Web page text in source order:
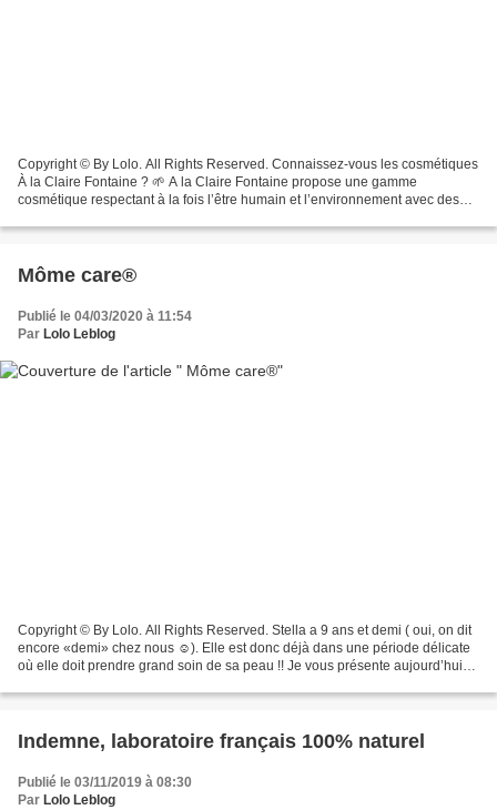
Copyright © By Lolo. All Rights Reserved. Connaissez-vous les cosmétiques
À la Claire Fontaine ? 🌱 A la Claire Fontaine propose une gamme
cosmétique respectant à la fois l’être humain et l’environnement avec des
Môme care®
Publié le 04/03/2020 à 11:54
Par Lolo Leblog
Copyright © By Lolo. All Rights Reserved. Stella a 9 ans et demi ( oui, on dit
encore «demi» chez nous ☺️). Elle est donc déjà dans une période délicate
où elle doit prendre grand soin de sa peau !! Je vous présente aujourd’hui
Indemne, laboratoire français 100% naturel
Publié le 03/11/2019 à 08:30
Par Lolo Leblog